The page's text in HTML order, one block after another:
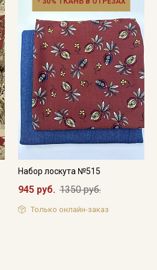
Набор лоскута №515
945 руб. 1350 руб.
Только онлайн-заказ